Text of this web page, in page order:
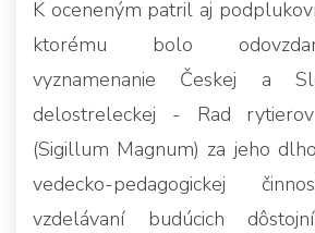
K oceneným patril aj
ktorému bolo
vyznamenanie Českej a
delostreleckej - Rad
(Sigillum Magnum) za jeho
vedecko-pedagogickej
vzdelávaní budúcich